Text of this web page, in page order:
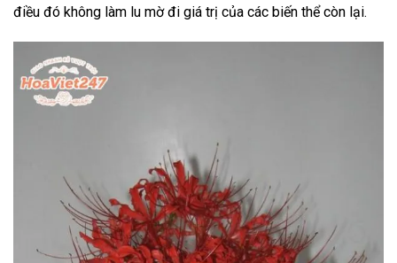
điều đó không làm lu mờ đi giá trị của các biến thể còn lại.